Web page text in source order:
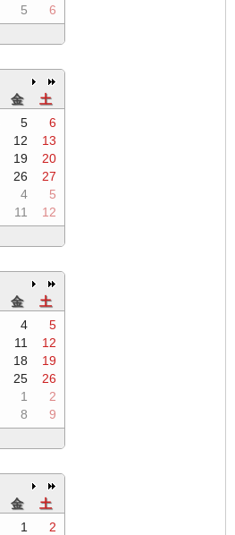
5
6
金
土
5
6
12
13
19
20
26
27
4
5
11
12
金
土
4
5
11
12
18
19
25
26
1
2
8
9
金
土
1
2